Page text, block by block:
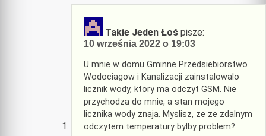
Takie Jeden Łoś pisze:
10 września 2022 o 19:03
U mnie w domu Gminne Przedsiebiorstwo
Wodociagow i Kanalizacji zainstalowalo
licznik wody, ktory ma odczyt GSM. Nie
przychodza do mnie, a stan mojego
licznika wody znaja. Myslisz, ze ze zdalnym
odczytem temperatury bylby problem?